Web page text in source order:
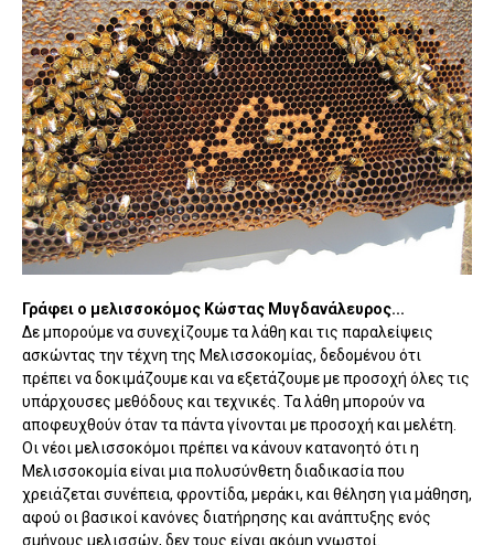
Γράφει ο μελισσοκόμος Κώστας Μυγδανάλευρος...
Δε μπορούμε να συνεχίζουμε τα λάθη και τις παραλείψεις
ασκώντας την τέχνη της Μελισσοκομίας, δεδομένου ότι
πρέπει να δοκιμάζουμε και να εξετάζουμε με προσοχή όλες τις
υπάρχουσες μεθόδους και τεχνικές. Τα λάθη μπορούν να
αποφευχθούν όταν τα πάντα γίνονται με προσοχή και μελέτη.
Οι νέοι μελισσοκόμοι πρέπει να κάνουν κατανοητό ότι η
Μελισσοκομία είναι μια πολυσύνθετη διαδικασία που
χρειάζεται συνέπεια, φροντίδα, μεράκι, και θέληση για μάθηση,
αφού οι βασικοί κανόνες διατήρησης και ανάπτυξης ενός
σμήνους μελισσών, δεν τους είναι ακόμη γνωστοί.